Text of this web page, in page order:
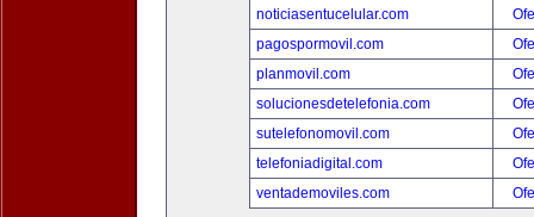
noticiasentucelular.com
pagospormovil.com
planmovil.com
solucionesdetelefonia.com
sutelefonomovil.com
telefoniadigital.com
ventademoviles.com